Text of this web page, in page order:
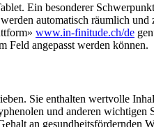
Ein besonderer
automatisch räumlich
www.in-finitude.ch/de
Feld angepasst werden können.
Sie enthalten wertvolle
und anderen wichtigen
an gesundheitsfördernden